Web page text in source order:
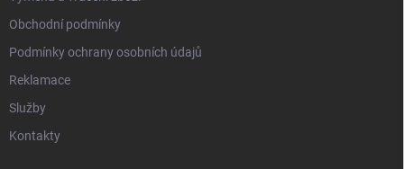
Obchodní podmínky
Podmínky ochrany osobních údajů
Reklamace
Služby
Kontakty